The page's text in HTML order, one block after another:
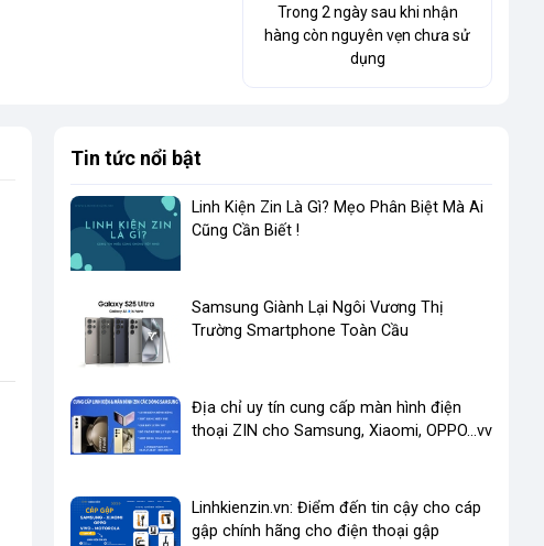
Trong 2 ngày sau khi nhận
hàng còn nguyên vẹn chưa sử
dụng
Tin tức nổi bật
Linh Kiện Zin Là Gì? Mẹo Phân Biệt Mà Ai
Cũng Cần Biết !
​Samsung Giành Lại Ngôi Vương Thị
Trường Smartphone Toàn Cầu
Địa chỉ uy tín cung cấp màn hình điện
thoại ZIN cho Samsung, Xiaomi, OPPO...vv
Linhkienzin.vn: Điểm đến tin cậy cho cáp
gập chính hãng cho điện thoại gập